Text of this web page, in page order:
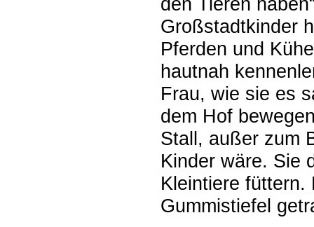
Großstadtkinder
Pferden und
hautnah
Frau, wie sie es
dem Hof
Stall, außer zum
Kinder wäre. Sie
Kleintiere füttern.
Gummistiefel